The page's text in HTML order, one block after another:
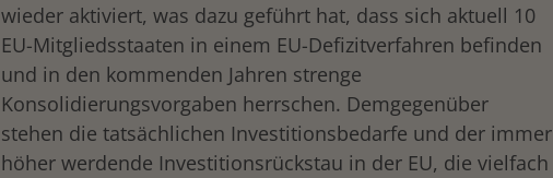
wieder aktiviert, was dazu geführt hat, dass sich aktuell 10
EU-Mitgliedsstaaten in einem EU-Defizitverfahren befinden
und in den kommenden Jahren strenge
Konsolidierungsvorgaben herrschen. Demgegenüber
stehen die tatsächlichen Investitionsbedarfe und der immer
höher werdende Investitionsrückstau in der EU, die vielfach